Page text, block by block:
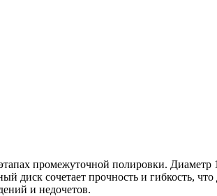
промежуточной полировки.
диск сочетает прочность и гибкость,
и недочетов.